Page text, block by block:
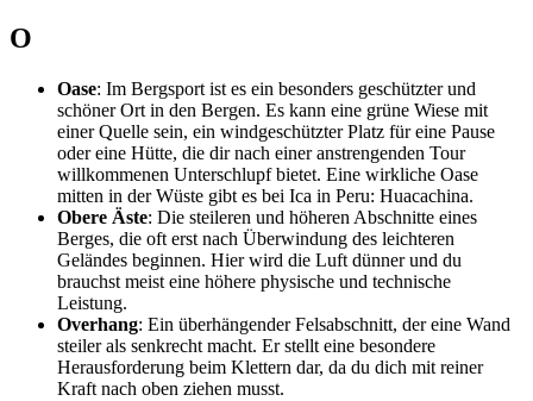
O
Oase: Im Bergsport ist es ein besonders geschützter und
schöner Ort in den Bergen. Es kann eine grüne Wiese mit
einer Quelle sein, ein windgeschützter Platz für eine Pause
oder eine Hütte, die dir nach einer anstrengenden Tour
willkommenen Unterschlupf bietet. Eine wirkliche Oase
mitten in der Wüste gibt es bei Ica in Peru: Huacachina.
Obere Äste: Die steileren und höheren Abschnitte eines
Berges, die oft erst nach Überwindung des leichteren
Geländes beginnen. Hier wird die Luft dünner und du
brauchst meist eine höhere physische und technische
Leistung.
Overhang: Ein überhängender Felsabschnitt, der eine Wand
steiler als senkrecht macht. Er stellt eine besondere
Herausforderung beim Klettern dar, da du dich mit reiner
Kraft nach oben ziehen musst.